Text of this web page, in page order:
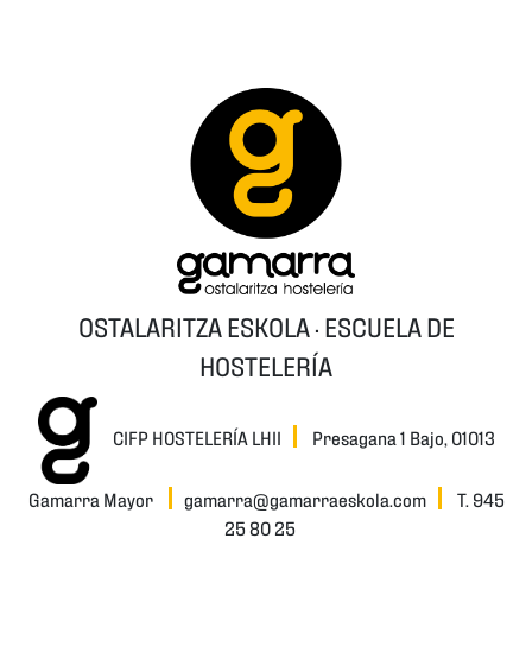
OSTALARITZA ESKOLA · ESCUELA DE
HOSTELERÍA
CIFP HOSTELERÍA LHII Presagana 1 Bajo, 01013
Gamarra Mayor gamarra@gamarraeskola.com
T. 945
25 80 25